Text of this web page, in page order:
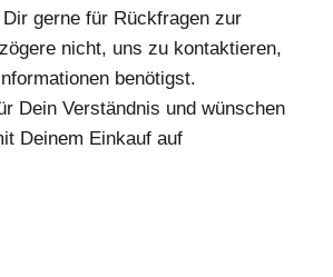
gerne für Rückfragen zur
nicht, uns zu kontaktieren,
benötigst.
Dein Verständnis und wünschen
Deinem Einkauf auf